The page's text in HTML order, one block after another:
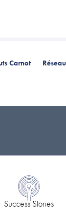
Carnot
Réseau
Success Stories